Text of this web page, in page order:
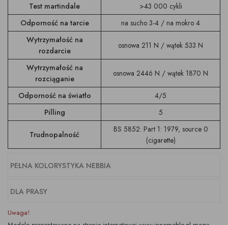
Test martindale
>43 000 cykli
Odporność na tarcie
na sucho 3-4 / na mokro 4
Wytrzymałość na
rozdarcie
osnowa 211 N / wątek 533 N
Wytrzymałość na
rozciąganie
osnowa 2446 N / wątek 1870 N
Odporność na światło
4/5
Pilling
5
Trudnopalność
BS 5852: Part 1: 1979, source 0
(cigarette)
PEŁNA KOLORYSTYKA NEBBIA
DLA PRASY
Uwaga!